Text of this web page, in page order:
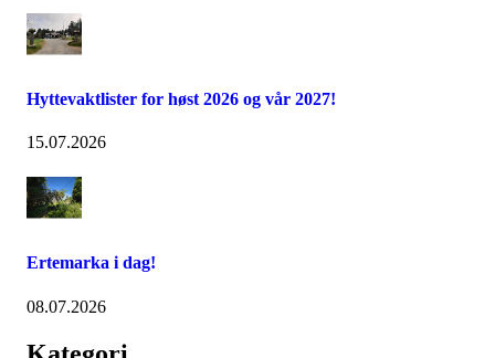
Hyttevaktlister for høst 2026 og vår 2027!
15.07.2026
Ertemarka i dag!
08.07.2026